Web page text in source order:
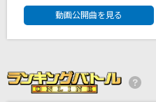
だから僕は音楽を辞めた
[生音]歌うたいのバラッド
DAM★ともボーカ
動画公開曲を見る